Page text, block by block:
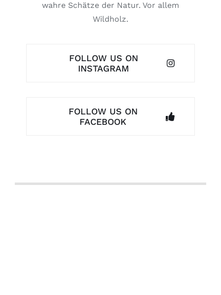
wahre Schätze der Natur. Vor allem
Wildholz.
FOLLOW US ON
INSTAGRAM
FOLLOW US ON
FACEBOOK